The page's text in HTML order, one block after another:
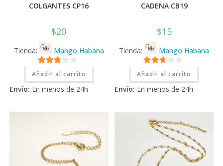
COLGANTES CP16
$20
Tienda: Mango Habana
2.71
de 5
Añadir al carrito
Envío: En menos de 24h
CADENA CB19
$15
Tienda: Mango Habana
2.71
de 5
Añadir al carrito
Envío: En menos de 24h